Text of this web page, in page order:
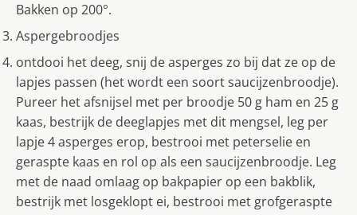
Bakken op 200°.
Aspergebroodjes
ontdooi het deeg, snij de asperges zo bij dat ze op de
lapjes passen (het wordt een soort saucijzenbroodje).
Pureer het afsnijsel met per broodje 50 g ham en 25 g
kaas, bestrijk de deeglapjes met dit mengsel, leg per
lapje 4 asperges erop, bestrooi met peterselie en
geraspte kaas en rol op als een saucijzenbroodje. Leg
met de naad omlaag op bakpapier op een bakblik,
bestrijk met losgeklopt ei, bestrooi met grofgeraspte